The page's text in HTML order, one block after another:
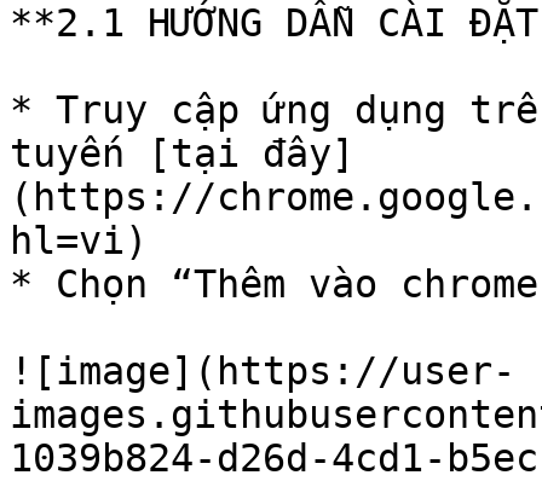
**2.1 HƯỚNG DẪN CÀI
* Truy cập ứng dụng
tuyến [tại đây]
(https://
hl=vi)
* Chọn “Thêm vào
![image](https://user-
1039b824-d26d-4cd1-